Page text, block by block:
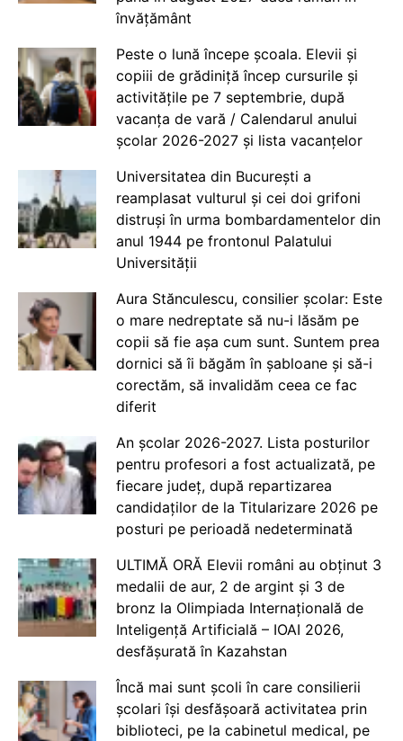
învățământ
Peste o lună începe școala. Elevii și
copiii de grădiniță încep cursurile și
activitățile pe 7 septembrie, după
vacanța de vară / Calendarul anului
școlar 2026-2027 și lista vacanțelor
Universitatea din București a
reamplasat vulturul și cei doi grifoni
distruși în urma bombardamentelor din
anul 1944 pe frontonul Palatului
Universității
Aura Stănculescu, consilier școlar: Este
o mare nedreptate să nu-i lăsăm pe
copii să fie așa cum sunt. Suntem prea
dornici să îi băgăm în șabloane și să-i
corectăm, să invalidăm ceea ce fac
diferit
An școlar 2026-2027. Lista posturilor
pentru profesori a fost actualizată, pe
fiecare județ, după repartizarea
candidaților de la Titularizare 2026 pe
posturi pe perioadă nedeterminată
ULTIMĂ ORĂ Elevii români au obținut 3
medalii de aur, 2 de argint și 3 de
bronz la Olimpiada Internațională de
Inteligență Artificială – IOAI 2026,
desfășurată în Kazahstan
Încă mai sunt școli în care consilierii
școlari își desfășoară activitatea prin
biblioteci, pe la cabinetul medical, pe